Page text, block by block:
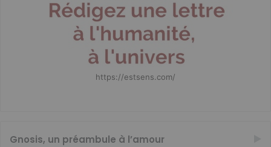
https://estsens.com/
Gnosis, un préambule à l’amour